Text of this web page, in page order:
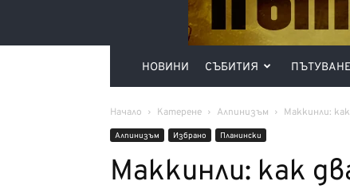
НОВИНИ СЪБИТИЯ ПЪТУВАНЕ
Начало Катерене Алпинизъм Маккинли:
Алпинизъм Избрано Планински
Маккинли: как